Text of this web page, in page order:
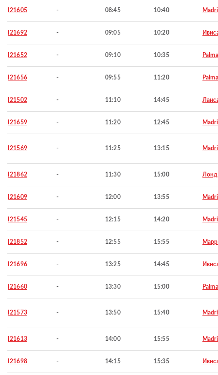
I21605 - 08:45 10:40
I21692 - 09:05 10:20
I21652 - 09:10 10:35
I21656 - 09:55 11:20
I21502 - 11:10 14:45
I21659 - 11:20 12:45
I21569 - 11:25 13:15
I21862 - 11:30 15:00
I21609 - 12:00 13:55
I21545 - 12:15 14:20
I21852 - 12:55 15:55
I21696 - 13:25 14:45
I21660 - 13:30 15:00
I21573 - 13:50 15:40
I21613 - 14:00 15:55
I21698 - 14:15 15:35